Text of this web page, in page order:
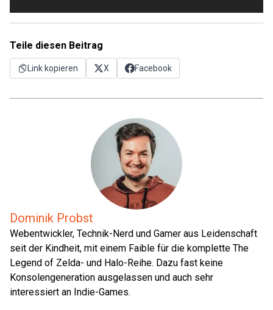
Teile diesen Beitrag
Link kopieren X Facebook
Dominik Probst
Webentwickler, Technik-Nerd und Gamer aus Leidenschaft
seit der Kindheit, mit einem Faible für die komplette The
Legend of Zelda- und Halo-Reihe. Dazu fast keine
Konsolengeneration ausgelassen und auch sehr
interessiert an Indie-Games.